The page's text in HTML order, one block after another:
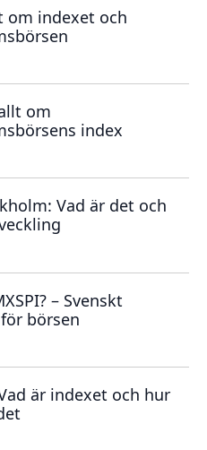
om indexet och
om
index
Vad är det och
– Svenskt
börsen
är indexet och hur